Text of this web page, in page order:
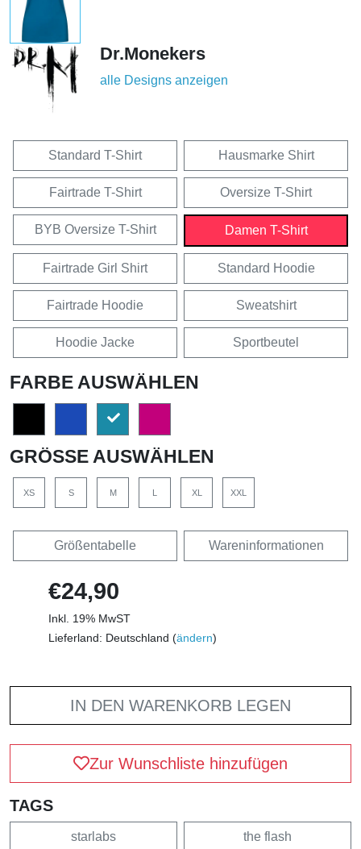
Dr.Monekers
alle Designs anzeigen
Standard T-Shirt Hausmarke Shirt
Fairtrade T-Shirt Oversize T-Shirt
BYB Oversize T-Shirt Damen T-Shirt
Fairtrade Girl Shirt Standard Hoodie
Fairtrade Hoodie Sweatshirt
Hoodie Jacke Sportbeutel
FARBE AUSWÄHLEN
GRÖSSE AUSWÄHLEN
XS S M L XL XXL
Größentabelle Wareninformationen
€24,90
Inkl. 19% MwST
Lieferland: Deutschland (ändern)
IN DEN WARENKORB LEGEN
Zur Wunschliste hinzufügen
TAGS
starlabs the flash